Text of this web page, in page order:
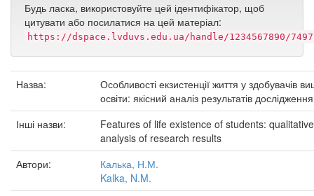
Будь ласка, використовуйте цей ідентифікатор, щоб
цитувати або посилатися на цей матеріал:
https://dspace.lvduvs.edu.ua/handle/1234567890/7497
Назва:
Особливості екзистенції життя у здобувачів
освіти: якісний аналіз результатів дослідження
Інші назви:
Features of life existence of students: qualitative
analysis of research results
Автори:
Калька, Н.М.
Kalka, N.M.